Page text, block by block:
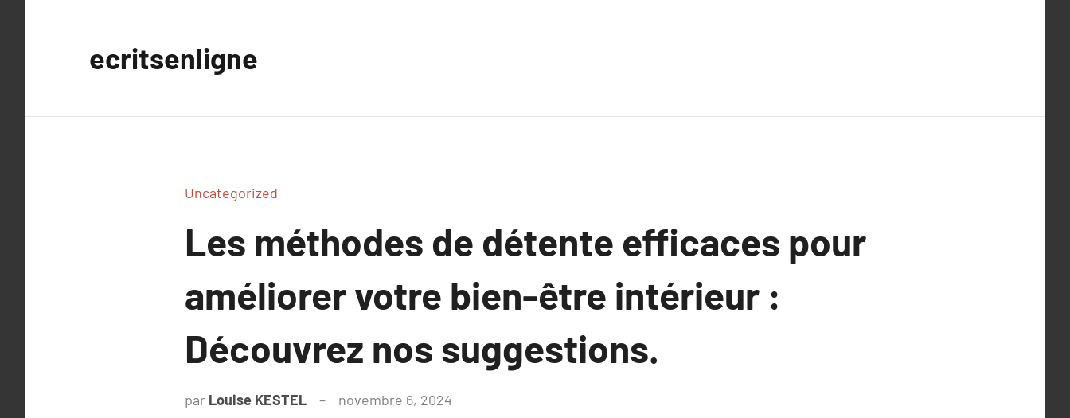
ecritsenligne
Uncategorized
Les méthodes de détente efficaces pour
améliorer votre bien-être intérieur :
Découvrez nos suggestions.
par Louise KESTEL novembre 6, 2024